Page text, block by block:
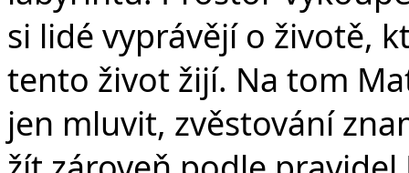
si lidé vyprávějí o životě,
tento život žijí. Na tom
jen mluvit, zvěstování